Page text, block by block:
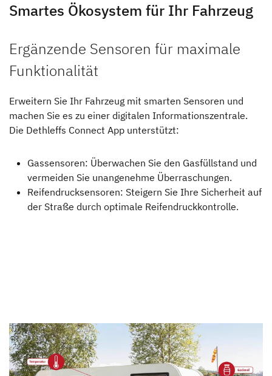
Smartes Ökosystem für Ihr Fahrzeug
Ergänzende Sensoren für maximale
Funktionalität
Erweitern Sie Ihr Fahrzeug mit smarten Sensoren und
machen Sie es zu einer digitalen Informationszentrale.
Die Dethleffs Connect App unterstützt:
Gassensoren: Überwachen Sie den Gasfüllstand und
vermeiden Sie unangenehme Überraschungen.
Reifendrucksensoren: Steigern Sie Ihre Sicherheit auf
der Straße durch optimale Reifendruckkontrolle.